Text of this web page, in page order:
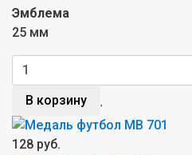
Эмблема
25 мм
В корзину
128 руб.